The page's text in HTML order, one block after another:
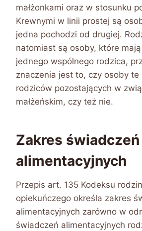
małżonkami oraz w stosunku
Krewnymi w linii prostej są
jedna pochodzi od drugiej.
natomiast są osoby, które
jednego wspólnego rodzica,
znaczenia jest to, czy osoby te
rodziców pozostających w
małżeńskim, czy też nie.
Zakres świadczeń
alimentacyjnych
Przepis art. 135 Kodeksu
opiekuńczego określa zakres
alimentacyjnych zarówno w
świadczeń alimentacyjnych